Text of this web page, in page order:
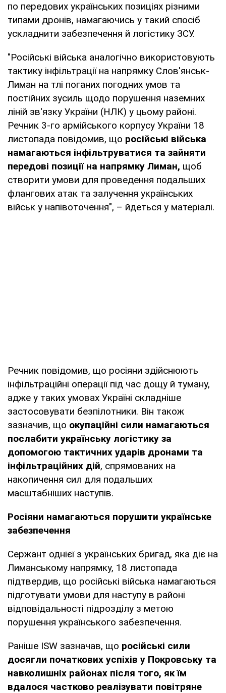
по передових українських позиціях різними
типами дронів, намагаючись у такий спосіб
ускладнити забезпечення й логістику ЗСУ.
"Російські війська аналогічно використовують
тактику інфільтрації на напрямку Слов'янськ-
Лиман на тлі поганих погодних умов та
постійних зусиль щодо порушення наземних
ліній зв'язку України (НЛК) у цьому районі.
Речник 3-го армійського корпусу України 18
листопада повідомив, що російські війська
намагаються інфільтруватися та зайняти
передові позиції на напрямку Лиман, щоб
створити умови для проведення подальших
флангових атак та залучення українських
військ у напівоточення", – йдеться у матеріалі.
Речник повідомив, що росіяни здійснюють
інфільтраційні операції під час дощу й туману,
адже у таких умовах Україні складніше
застосовувати безпілотники. Він також
зазначив, що окупаційні сили намагаються
послабити українську логістику за
допомогою тактичних ударів дронами та
інфільтраційних дій, спрямованих на
накопичення сил для подальших
масштабніших наступів.
Росіяни намагаються порушити українське
забезпечення
Сержант однієї з українських бригад, яка діє на
Лиманському напрямку, 18 листопада
підтвердив, що російські війська намагаються
підготувати умови для наступу в районі
відповідальності підрозділу з метою
порушення українського забезпечення.
Раніше ISW зазначав, що російські сили
досягли початкових успіхів у Покровську та
навколишніх районах після того, як їм
вдалося частково реалізувати повітряне